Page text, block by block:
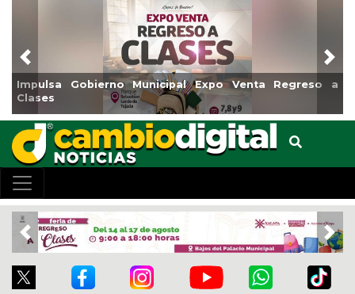
a
Reabrirá Coatzacoalcos la Alberca
Centro
Previous
Previous